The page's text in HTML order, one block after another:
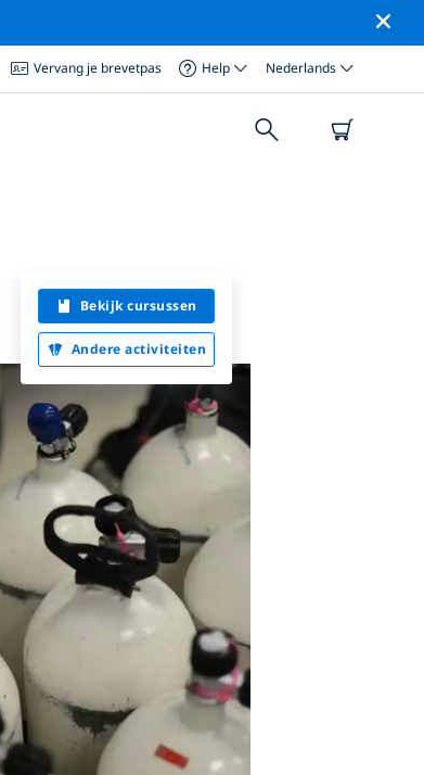
Vervang je brevetpas Help Nederlands
Bekijk cursussen
Andere activiteiten